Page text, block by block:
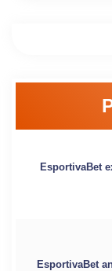
EsportivaBet
EsportivaBet